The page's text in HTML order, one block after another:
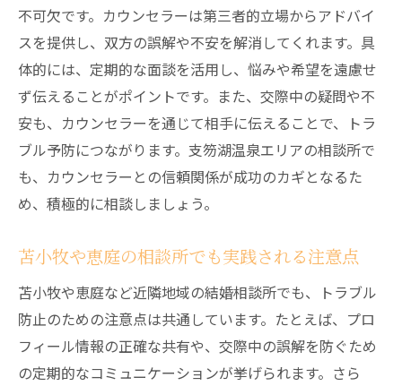
不可欠です。カウンセラーは第三者的立場からアドバイ
スを提供し、双方の誤解や不安を解消してくれます。具
体的には、定期的な面談を活用し、悩みや希望を遠慮せ
ず伝えることがポイントです。また、交際中の疑問や不
安も、カウンセラーを通じて相手に伝えることで、トラ
ブル予防につながります。支笏湖温泉エリアの相談所で
も、カウンセラーとの信頼関係が成功のカギとなるた
め、積極的に相談しましょう。
苫小牧や恵庭の相談所でも実践される注意点
苫小牧や恵庭など近隣地域の結婚相談所でも、トラブル
防止のための注意点は共通しています。たとえば、プロ
フィール情報の正確な共有や、交際中の誤解を防ぐため
の定期的なコミュニケーションが挙げられます。さら